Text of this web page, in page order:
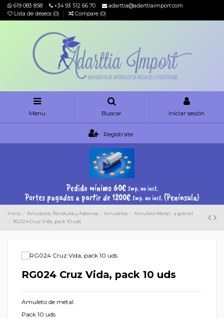
619 083 858 +34 93 512 66 70
adarttia@adarttiaimport.com
Lista de deseos (0) Compare (0)
Menu Buscar Iniciar sesión
Regístrate
Pedido mínimo 60€ Imp. no incl.
Portes pagados a partir de 1200€ Imp. no incl. (Península)
Inicio Amuletos, Péndulos y Adornos Amuletos
Amuleto Metal - a granel
RG024 Cruz Vida, pack 10 uds
RG024 Cruz Vida, pack 10 uds
Amuleto de metal.
Pack 10 uds